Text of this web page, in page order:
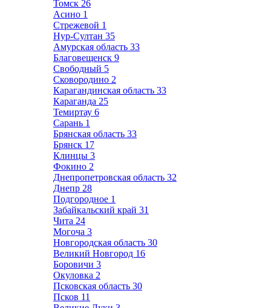
Томск 26
Асино 1
Стрежевой 1
Нур-Султан 35
Амурская область 33
Благовещенск 9
Свободный 5
Сковородино 2
Карагандинская область 33
Караганда 25
Темиртау 6
Сарань 1
Брянская область 33
Брянск 17
Клинцы 3
Фокино 2
Днепропетровская область 32
Днепр 28
Подгородное 1
Забайкальский край 31
Чита 24
Могоча 3
Новгородская область 30
Великий Новгород 16
Боровичи 3
Окуловка 2
Псковская область 30
Псков 11